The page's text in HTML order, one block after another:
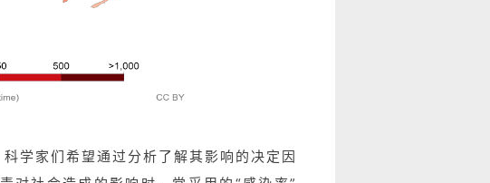
学家们希望通过分析了解其影响的决定因